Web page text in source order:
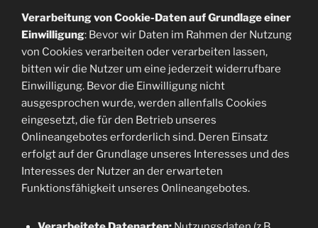
Verarbeitung von Cookie-Daten auf Grundlage einer
Einwilligung: Bevor wir Daten im Rahmen der Nutzung
von Cookies verarbeiten oder verarbeiten lassen,
bitten wir die Nutzer um eine jederzeit widerrufbare
Einwilligung. Bevor die Einwilligung nicht
ausgesprochen wurde, werden allenfalls Cookies
eingesetzt, die für den Betrieb unseres
Onlineangebotes erforderlich sind. Deren Einsatz
erfolgt auf der Grundlage unseres Interesses und des
Interesses der Nutzer an der erwarteten
Funktionsfähigkeit unseres Onlineangebotes.